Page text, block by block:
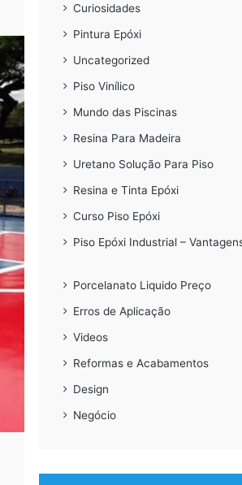
Curiosidades
Pintura Epóxi
Uncategorized
Piso Vinílico
Mundo das Piscinas
Resina Para Madeira
Uretano Solução Para Piso
Resina e Tinta Epóxi
Curso Piso Epóxi
Piso Epóxi Industrial –
Porcelanato Liquido Preço
Erros de Aplicação
Videos
Reformas e Acabamentos
Design
Negócio